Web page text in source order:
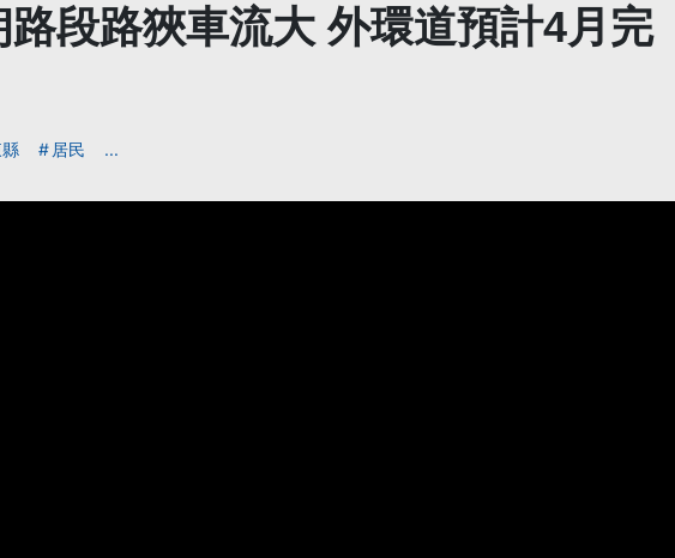
路段路狹車流大 外環道預計4月完
居民 ...